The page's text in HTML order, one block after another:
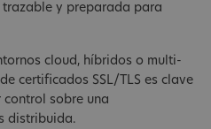
y preparada para
cloud, híbridos o multi-
certificados SSL/TLS es clave
sobre una
distribuida.